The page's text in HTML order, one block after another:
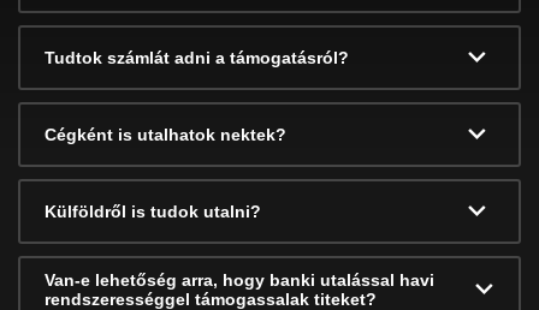
Tudtok számlát adni a támogatásról?
Cégként is utalhatok nektek?
Külföldről is tudok utalni?
Van-e lehetőség arra, hogy banki utalással havi
rendszerességgel támogassalak titeket?